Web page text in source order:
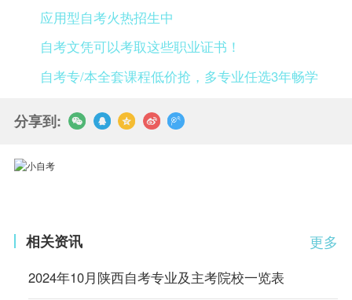
应用型自考火热招生中
自考文凭可以考取这些职业证书！
自考专/本全套课程低价抢，多专业任选3年畅学
分享到:
更多
相关资讯
2024年10月陕西自考专业及主考院校一览表